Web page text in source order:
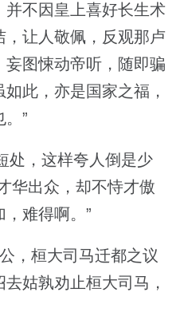
不因皇上喜好长生术
让人敬佩，反观那卢
图悚动帝听，随即骗
此，亦是国家之福，
”
，这样夸人倒是少
华出众，却不恃才傲
难得啊。”
，桓大司马迁都之议
姑孰劝止桓大司马，